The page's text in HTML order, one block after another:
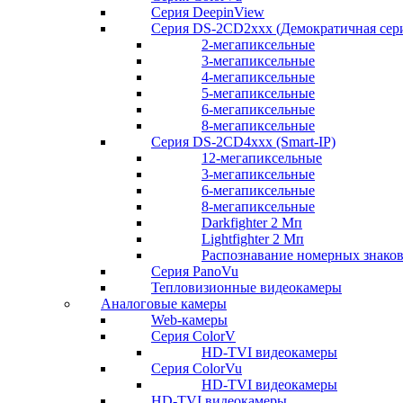
Серия DeepinView
Серия DS-2CD2xxx (Демократичная
2-мегапиксельные
3-мегапиксельные
4-мегапиксельные
5-мегапиксельные
6-мегапиксельные
8-мегапиксельные
Серия DS-2CD4xxx (Smart-IP)
12-мегапиксельные
3-мегапиксельные
6-мегапиксельные
8-мегапиксельные
Darkfighter 2 Мп
Lightfighter 2 Мп
Распознавание номерных знаков
Серия PanoVu
Тепловизионные видеокамеры
Аналоговые камеры
Web-камеры
Серия ColorV
HD-TVI видеокамеры
Серия ColorVu
HD-TVI видеокамеры